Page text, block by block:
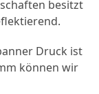
besitzt
Druck ist
können wir